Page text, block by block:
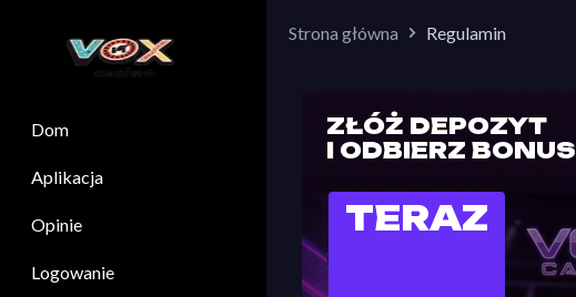
Dom
Aplikacja
Opinie
Logowanie
Strona główna Regulamin
ZŁÓŻ DEPOZYT
I ODBIERZ BONUS
TERAZ